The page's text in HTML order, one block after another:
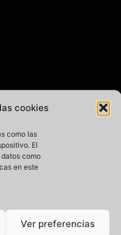
cookies
como las
El
como
en este
Ver preferencias